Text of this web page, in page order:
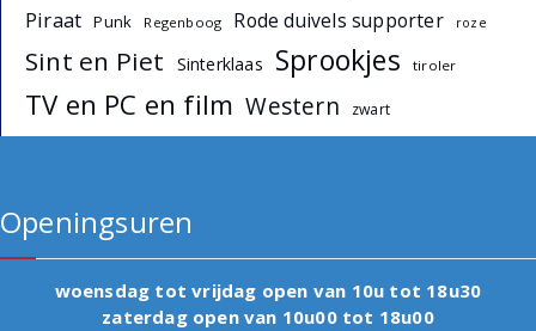
Piraat Punk Regenboog Rode duivels supporter roze
Sint en Piet Sinterklaas Sprookjes tiroler
TV en PC en film Western zwart
Openingsuren
woensdag tot vrijdag open van 10u tot 18u30
zaterdag open van 10u00 tot 18u00